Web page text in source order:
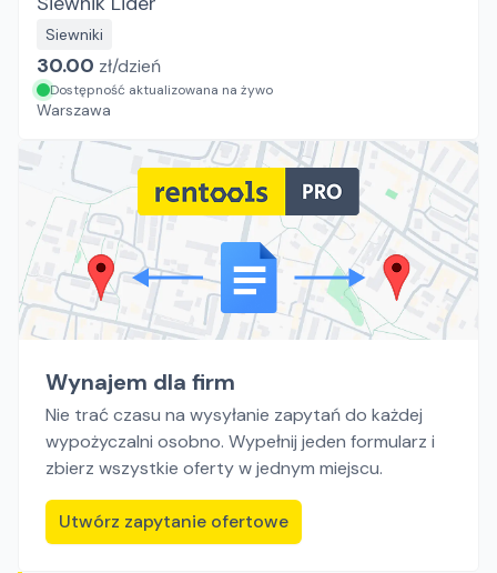
Siewniki
30.00 zł/dzień
Dostępność aktualizowana na żywo
Warszawa
Wynajem dla firm
Nie trać czasu na wysyłanie zapytań do każdej
wypożyczalni osobno. Wypełnij jeden formularz i
zbierz wszystkie oferty w jednym miejscu.
Utwórz zapytanie ofertowe